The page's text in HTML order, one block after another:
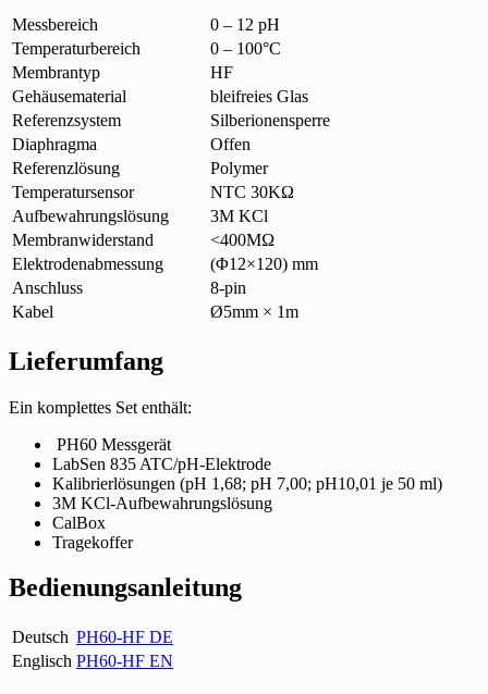
Messbereich
0 – 12 pH
Temperaturbereich
0 – 100°C
Membrantyp
HF
Gehäusematerial
bleifreies Glas
Referenzsystem
Silberionensperre
Diaphragma
Offen
Referenzlösung
Polymer
Temperatursensor
NTC 30KΩ
Aufbewahrungslösung
3M KCl
Membranwiderstand
<400MΩ
Elektrodenabmessung
(Φ12×120) mm
Anschluss
8-pin
Kabel
Ø5mm × 1m
Lieferumfang
Ein komplettes Set enthält:
PH60 Messgerät
LabSen 835 ATC/pH-Elektrode
Kalibrierlösungen (pH 1,68; pH 7,00; pH10,01 je 50 ml)
3M KCl-Aufbewahrungslösung
CalBox
Tragekoffer
Bedienungsanleitung
Deutsch PH60-HF DE
Englisch PH60-HF EN